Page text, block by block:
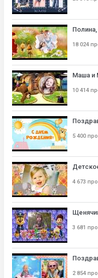
18 024
Маша и
10 414
5 400
4 673
3 681
2 854